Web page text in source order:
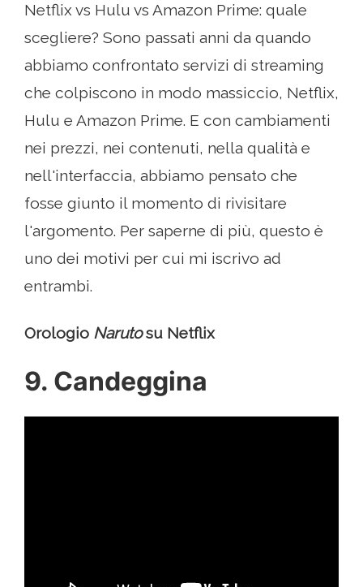
Netflix vs Hulu vs Amazon Prime: quale
scegliere? Sono passati anni da quando
abbiamo confrontato servizi di streaming
che colpiscono in modo massiccio, Netflix,
Hulu e Amazon Prime. E con cambiamenti
nei prezzi, nei contenuti, nella qualità e
nell'interfaccia, abbiamo pensato che
fosse giunto il momento di rivisitare
l'argomento. Per saperne di più, questo è
uno dei motivi per cui mi iscrivo ad
entrambi.
Orologio Narutosu Netflix
9. Candeggina